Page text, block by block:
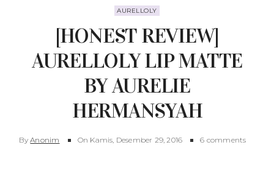
AURELLOLY
[HONEST REVIEW]
AURELLOLY LIP MATTE
BY AURELIE
HERMANSYAH
By Anonim On Kamis, Desember 29, 2016 6 comments